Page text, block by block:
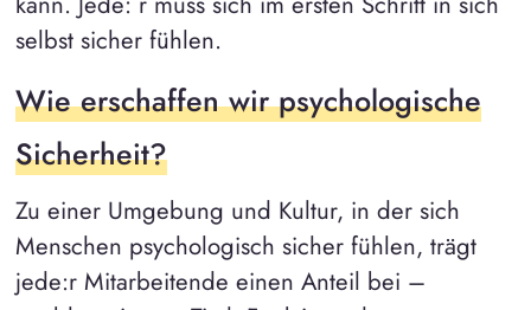
selbst sicher fühlen.
Wie erschaffen wir psychologische
Sicherheit?
Zu einer Umgebung und Kultur, in der sich
Menschen psychologisch sicher fühlen, trägt
jede:r Mitarbeitende einen Anteil bei –